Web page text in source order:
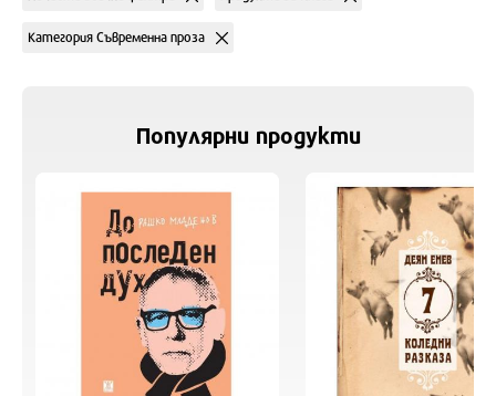
Категория Съвременна проза
Популярни продукти